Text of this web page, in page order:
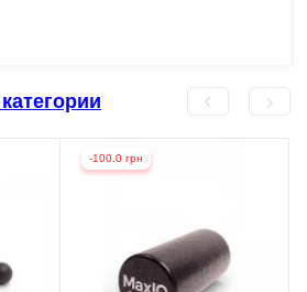
-100.0 грн